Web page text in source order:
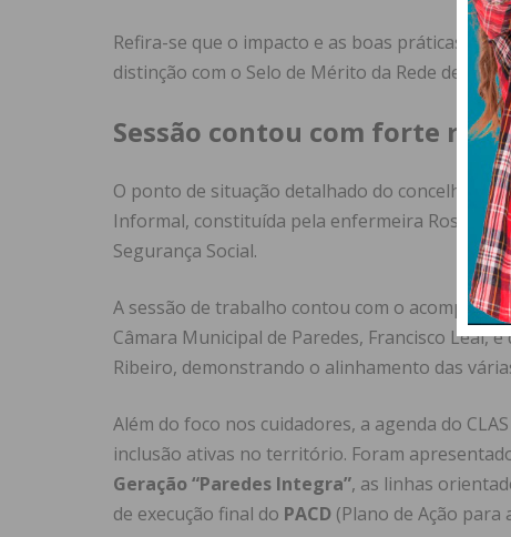
Refira-se que o impacto e as boas práticas do
distinção com o Selo de Mérito da Rede de
Sessão contou com forte
O ponto de situação detalhado do concelho foi
Informal, constituída pela enfermeira Rosa
Segurança Social.
A sessão de trabalho contou com o
Câmara Municipal de Paredes, Francisco Leal,
Ribeiro, demonstrando o alinhamento das
Além do foco nos cuidadores, a agenda do
inclusão ativas no território. Foram
Geração “Paredes Integra”, as linhas
de execução final do PACD (Plano de Ação para